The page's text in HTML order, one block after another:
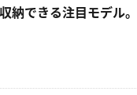
納できる注目モデル